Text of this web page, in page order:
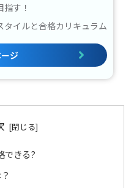
す！
タイルと合格カリキュラム
ジ
できる?